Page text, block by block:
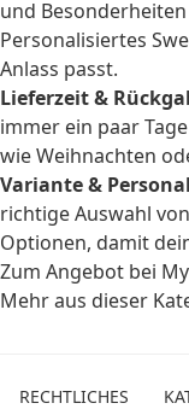
und
Personalisiertes
Anlass passt.
Lieferzeit &
immer ein paar
wie Weihnachten
Variante &
richtige Auswahl
Optionen, damit
Zum Angebot bei
Mehr aus dieser
RECHTLICHES